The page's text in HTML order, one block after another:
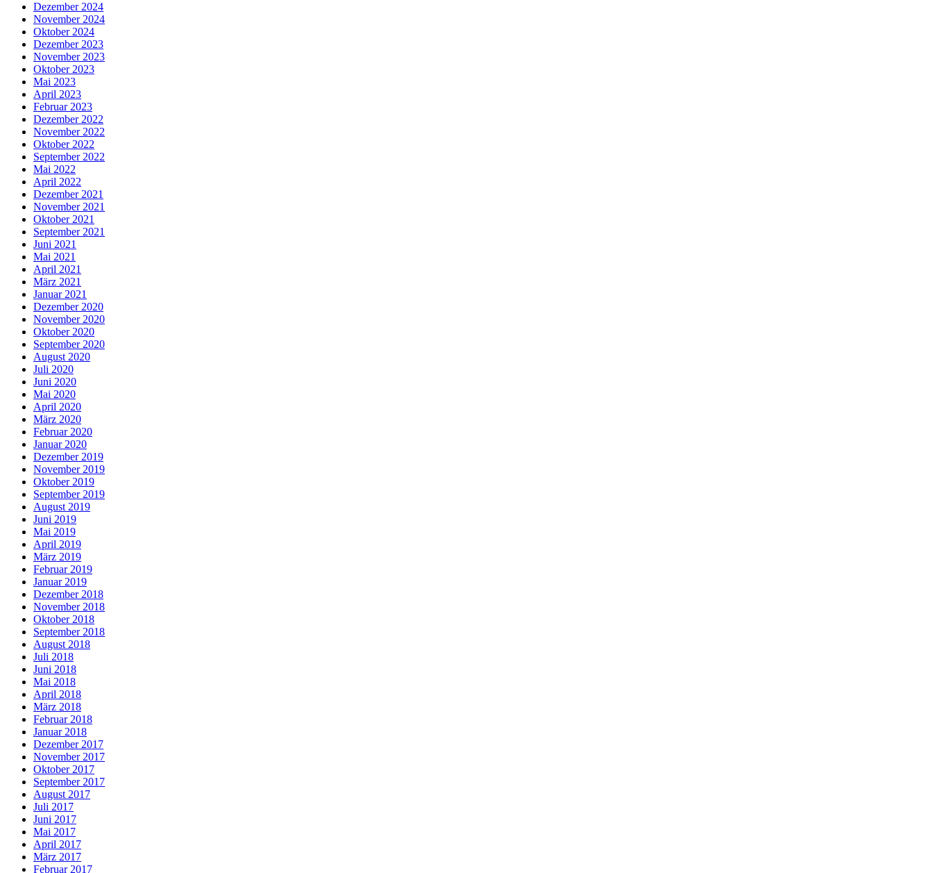
Dezember 2024
November 2024
Oktober 2024
Dezember 2023
November 2023
Oktober 2023
Mai 2023
April 2023
Februar 2023
Dezember 2022
November 2022
Oktober 2022
September 2022
Mai 2022
April 2022
Dezember 2021
November 2021
Oktober 2021
September 2021
Juni 2021
Mai 2021
April 2021
März 2021
Januar 2021
Dezember 2020
November 2020
Oktober 2020
September 2020
August 2020
Juli 2020
Juni 2020
Mai 2020
April 2020
März 2020
Februar 2020
Januar 2020
Dezember 2019
November 2019
Oktober 2019
September 2019
August 2019
Juni 2019
Mai 2019
April 2019
März 2019
Februar 2019
Januar 2019
Dezember 2018
November 2018
Oktober 2018
September 2018
August 2018
Juli 2018
Juni 2018
Mai 2018
April 2018
März 2018
Februar 2018
Januar 2018
Dezember 2017
November 2017
Oktober 2017
September 2017
August 2017
Juli 2017
Juni 2017
Mai 2017
April 2017
März 2017
Februar 2017